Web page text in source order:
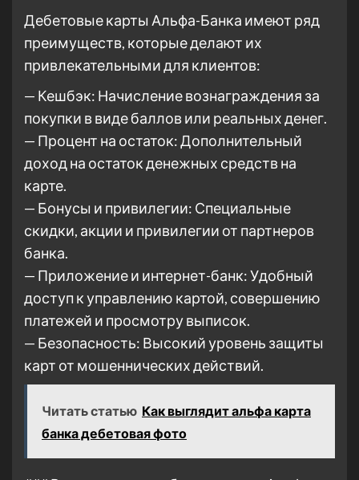
Дебетовые карты Альфа-Банка имеют ряд
преимуществ, которые делают их
привлекательными для клиентов:
— Кешбэк: Начисление вознаграждения за
покупки в виде баллов или реальных денег.
— Процент на остаток: Дополнительный
доход на остаток денежных средств на
карте.
— Бонусы и привилегии: Специальные
скидки, акции и привилегии от партнеров
банка.
— Приложение и интернет-банк: Удобный
доступ к управлению картой, совершению
платежей и просмотру выписок.
— Безопасность: Высокий уровень защиты
карт от мошеннических действий.
Читать статью Как выглядит альфа карта
банка дебетовая фото